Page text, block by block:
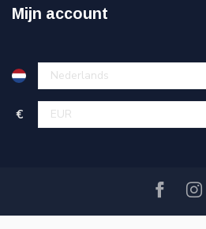
Mijn account
€